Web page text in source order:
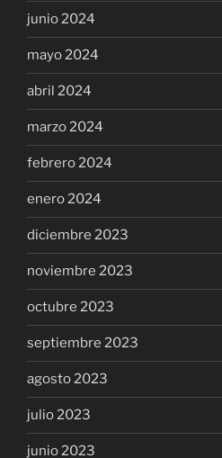
junio 2024
mayo 2024
abril 2024
marzo 2024
febrero 2024
enero 2024
diciembre 2023
noviembre 2023
octubre 2023
septiembre 2023
agosto 2023
julio 2023
junio 2023